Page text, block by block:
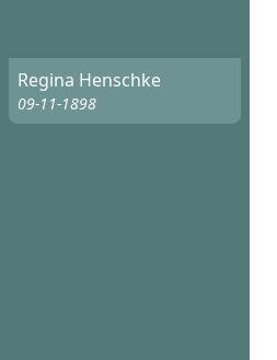
Regina Henschke
09-11-1898